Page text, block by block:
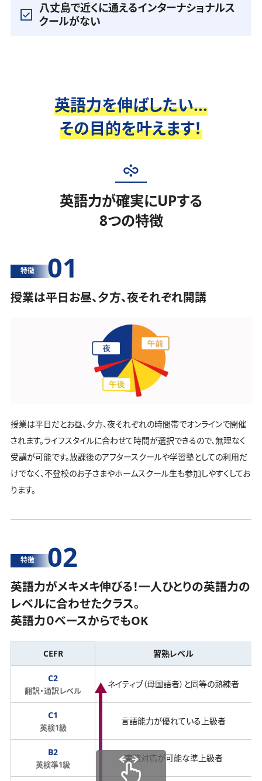
八丈島で近くに通えるインターナショナルス
クールがない
英語力を伸ばしたい...
その目的を叶えます！
英語力が確実にUPする
8つの特徴
特徴 01
授業は平日お昼、夕方、夜それぞれ開講
授業は平日だとお昼、夕方、夜それぞれの時間帯でオンラインで開催
されます。ライフスタイルに合わせて時間が選択できるので、無理なく
受講が可能です。放課後のアフタースクールや学習塾としての利用だ
けでなく、不登校のお子さまやホームスクール生も参加しやすくしてお
ります。
特徴 02
英語力がメキメキ伸びる！一人ひとりの英語力の
レベルに合わせたクラス。
英語力０ベースからでもOK
CEFR 習熟レベル
C2
翻訳・通訳レベル
ネイティブ（母国語者）と同等の熟練者
C1
英検1級
言語能力が優れている上級者
B2
英検準1級
実務対応が可能な準上級者